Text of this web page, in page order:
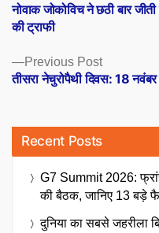
navigation
Previous PostPrevious
post:
तीसरा नेचुरोपैथी दिवस: 18 नवंबर
post:
नोवाक जोकोविच ने छठी बार
की ट्राफी
Recent Posts
G7 Summit 2026:
की बैठक, जानिए 13 बड़े
दुनिया का सबसे जहरीला